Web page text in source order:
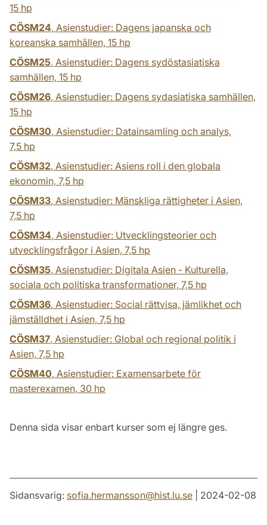
15 hp
CÖSM24, Asienstudier: Dagens japanska och
koreanska samhällen, 15 hp
CÖSM25, Asienstudier: Dagens sydöstasiatiska
samhällen, 15 hp
CÖSM26, Asienstudier: Dagens sydasiatiska samhällen,
15 hp
CÖSM30, Asienstudier: Datainsamling och analys,
7,5 hp
CÖSM32, Asienstudier: Asiens roll i den globala
ekonomin, 7,5 hp
CÖSM33, Asienstudier: Mänskliga rättigheter i Asien,
7,5 hp
CÖSM34, Asienstudier: Utvecklingsteorier och
utvecklingsfrågor i Asien, 7,5 hp
CÖSM35, Asienstudier: Digitala Asien - Kulturella,
sociala och politiska transformationer, 7,5 hp
CÖSM36, Asienstudier: Social rättvisa, jämlikhet och
jämställdhet i Asien, 7,5 hp
CÖSM37, Asienstudier: Global och regional politik i
Asien, 7,5 hp
CÖSM40, Asienstudier: Examensarbete för
masterexamen, 30 hp
Denna sida visar enbart kurser som ej längre ges.
Sidansvarig: sofia.hermansson@hist.lu.se | 2024-02-08